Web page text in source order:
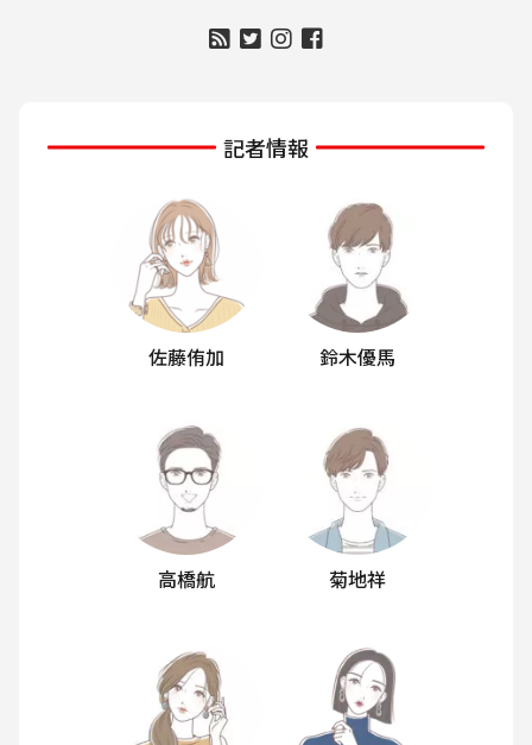
記者情報
佐藤侑加 鈴木優馬
高橋航 菊地祥